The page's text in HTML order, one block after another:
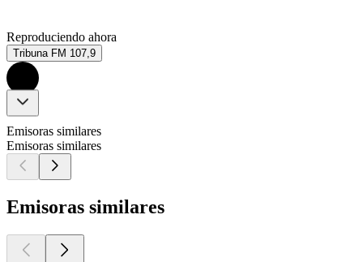
Reproduciendo ahora
Tribuna FM 107,9
Emisoras similares
Emisoras similares
Emisoras similares